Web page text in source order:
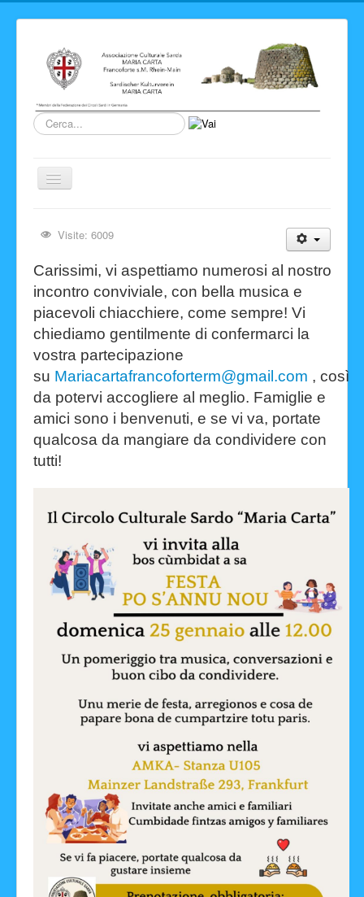
Cerca...
Cambia
Su di noi
Storia del Circolo
Sardegna
Info e link
Facebook
Visite: 6009
Carissimi, vi aspettiamo numerosi al nostro
incontro conviviale, con bella musica e
piacevoli chiacchiere, come sempre! Vi
chiediamo gentilmente di confermarci la
vostra partecipazione
su Mariacartafrancoforterm@gmail.com , così
da potervi accogliere al meglio. Famiglie e
amici sono i benvenuti, e se vi va, portate
qualcosa da mangiare da condividere con
tutti!